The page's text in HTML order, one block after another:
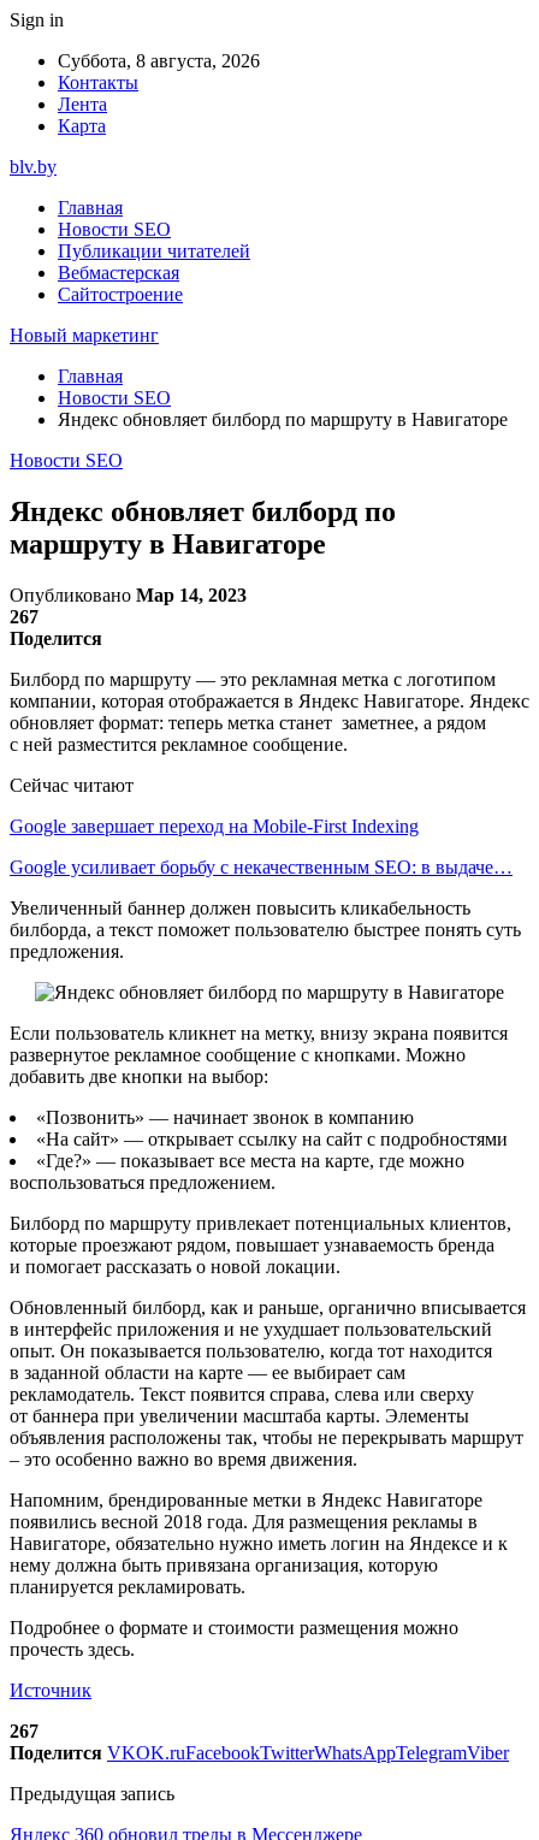
Sign in
Суббота, 8 августа, 2026
Контакты
Лента
Карта
blv.by
Главная
Новости SEO
Публикации читателей
Вебмастерская
Сайтостроение
Новый маркетинг
Главная
Новости SEO
Яндекс обновляет билборд по маршруту в Навигаторе
Новости SEO
Яндекс обновляет билборд по
маршруту в Навигаторе
Опубликовано Мар 14, 2023
267
Поделится
Билборд по маршруту — это рекламная метка с логотипом
компании, которая отображается в Яндекс Навигаторе. Яндекс
обновляет формат: теперь метка станет заметнее, а рядом
с ней разместится рекламное сообщение.
Сейчас читают
Google завершает переход на Mobile-First Indexing
Google усиливает борьбу с некачественным SEO: в выдаче…
Увеличенный баннер должен повысить кликабельность
билборда, а текст поможет пользователю быстрее понять суть
предложения.
Если пользователь кликнет на метку, внизу экрана появится
развернутое рекламное сообщение с кнопками. Можно
добавить две кнопки на выбор:
«Позвонить» — начинает звонок в компанию
«На сайт» — открывает ссылку на сайт с подробностями
«Где?» — показывает все места на карте, где можно
воспользоваться предложением.
Билборд по маршруту привлекает потенциальных клиентов,
которые проезжают рядом, повышает узнаваемость бренда
и помогает рассказать о новой локации.
Обновленный билборд, как и раньше, органично вписывается
в интерфейс приложения и не ухудшает пользовательский
опыт. Он показывается пользователю, когда тот находится
в заданной области на карте — ее выбирает сам
рекламодатель. Текст появится справа, слева или сверху
от баннера при увеличении масштаба карты. Элементы
объявления расположены так, чтобы не перекрывать маршрут
– это особенно важно во время движения.
Напомним, брендированные метки в Яндекс Навигаторе
появились весной 2018 года. Для размещения рекламы в
Навигаторе, обязательно нужно иметь логин на Яндексе и к
нему должна быть привязана организация, которую
планируется рекламировать.
Подробнее о формате и стоимости размещения можно
прочесть здесь.
Источник
267
Поделится VKOK.ruFacebookTwitterWhatsAppTelegramViber
Предыдущая запись
Яндекс 360 обновил треды в Мессенджере